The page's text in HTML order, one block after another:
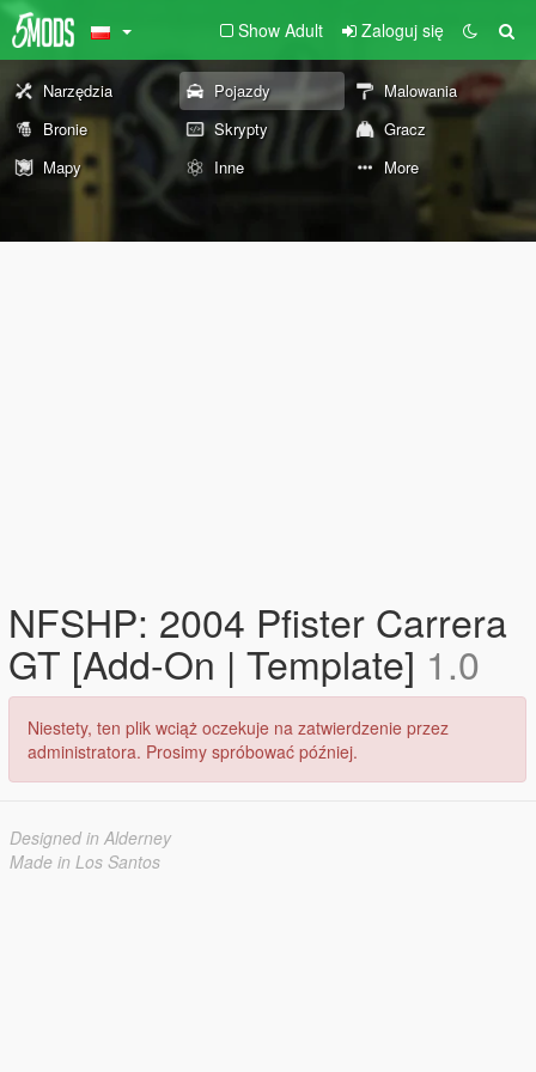
Show Adult Zaloguj się
Narzędzia Pojazdy
Malowania
Bronie
Skrypty
Gracz
Mapy
Inne More
NFSHP: 2004 Pfister Carrera
GT [Add-On | Template] 1.0
Niestety, ten plik wciąż oczekuje na zatwierdzenie przez
administratora. Prosimy spróbować później.
Designed in Alderney
Made in Los Santos